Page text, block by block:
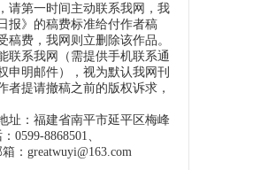
请第一时间主动联系我网，我
报》的稿费标准给付作者稿
稿费，我网则立删除该作品。
联系我网（需提供手机联系通
申明邮件），视为默认我网刊
者提请撤稿之前的版权诉求，
址：福建省南平市延平区梅峰
0599-8868501、
：greatwuyi@163.com